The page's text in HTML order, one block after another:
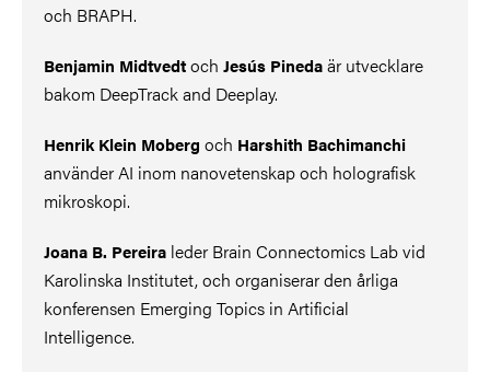
och BRAPH.
Benjamin Midtvedtoch Jesús Pinedaär utvecklare
bakom DeepTrack and Deeplay.
Henrik Klein Moberg och Harshith Bachimanchi
använder AI inom nanovetenskap och holografisk
mikroskopi.
Joana B. Pereira leder Brain Connectomics Lab vid
Karolinska Institutet, och organiserar den årliga
konferensen Emerging Topics in Artificial
Intelligence.